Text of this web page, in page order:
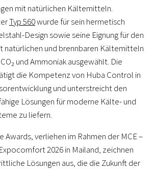
mit natürlichen Kältemitteln.
Typ 560wurde für sein hermetisch
sowie seine Eignung für den
natürlichen und brennbaren Kältemitteln
und Ammoniak ausgewählt. Die
die Kompetenz von Huba Control in
und unterstreicht den
Lösungen für moderne Kälte‑ und
zu liefern.
Awards, verliehen im Rahmen der MCE –
2026 in Mailand, zeichnen
Lösungen aus, die die Zukunft der